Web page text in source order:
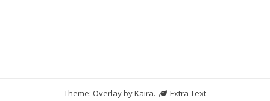
Theme: Overlay byKaira.
Extra Text